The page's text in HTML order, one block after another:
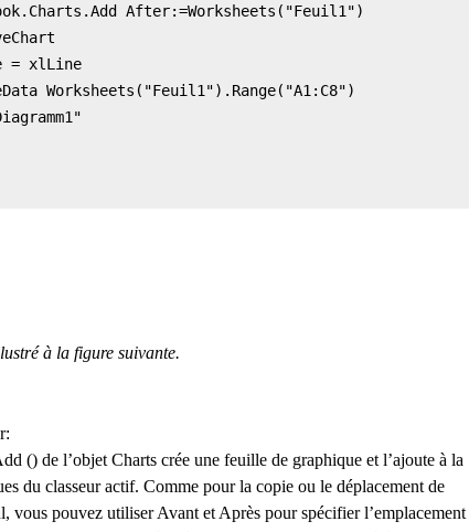
After:=Worksheets("Feuil1")
= xlLine
Worksheets("Feuil1").Range("A1:C8")
à la figure suivante.
() de l’objet Charts crée une feuille de graphique et l’ajoute à la
du classeur actif. Comme pour la copie ou le déplacement de
vous pouvez utiliser Avant et Après pour spécifier l’emplacement